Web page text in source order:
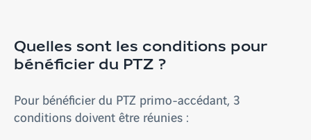
Quelles sont les conditions pour
bénéficier du PTZ ?
Pour bénéficier du PTZ primo-accédant, 3
conditions doivent être réunies :